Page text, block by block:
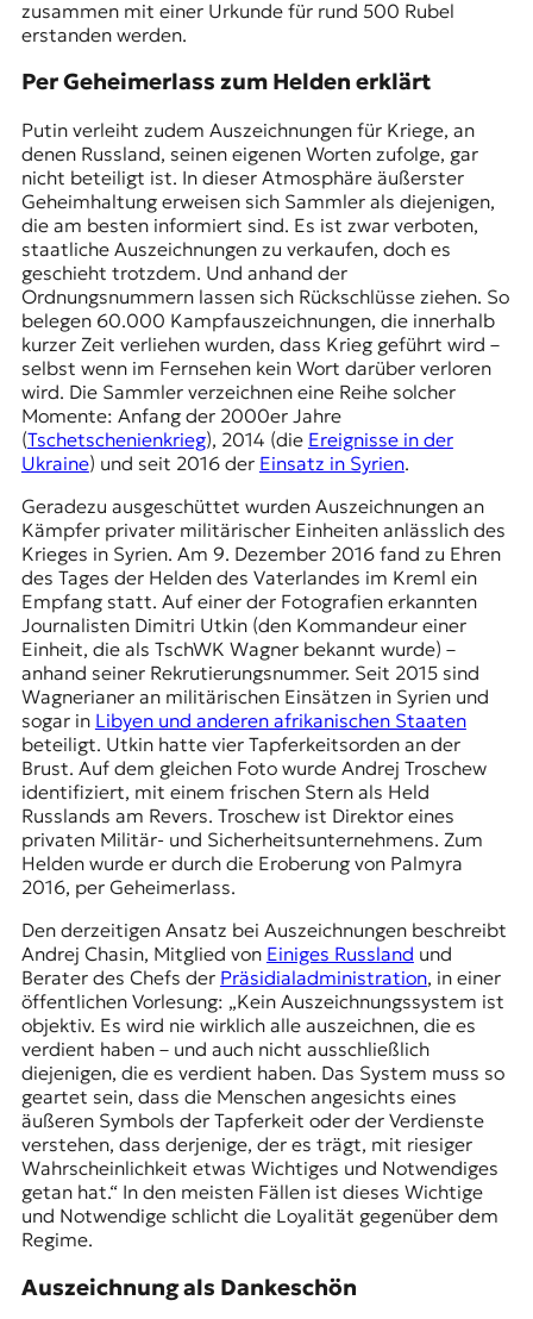
zusammen mit einer Urkunde für rund 500 Rubel
erstanden werden.
Per Geheimerlass zum Helden erklärt
Putin verleiht zudem Auszeichnungen für Kriege, an
denen Russland, seinen eigenen Worten zufolge, gar
nicht beteiligt ist. In dieser Atmosphäre äußerster
Geheimhaltung erweisen sich Sammler als diejenigen,
die am besten informiert sind. Es ist zwar verboten,
staatliche Auszeichnungen zu verkaufen, doch es
geschieht trotzdem. Und anhand der
Ordnungsnummern lassen sich Rückschlüsse ziehen. So
belegen 60.000 Kampfauszeichnungen, die innerhalb
kurzer Zeit verliehen wurden, dass Krieg geführt wird –
selbst wenn im Fernsehen kein Wort darüber verloren
wird. Die Sammler verzeichnen eine Reihe solcher
Momente: Anfang der 2000er Jahre
(Tschetschenienkrieg), 2014 (die Ereignisse in der
Ukraine) und seit 2016 der Einsatz in Syrien.
Geradezu ausgeschüttet wurden Auszeichnungen an
Kämpfer privater militärischer Einheiten anlässlich des
Krieges in Syrien. Am 9. Dezember 2016 fand zu Ehren
des Tages der Helden des Vaterlandes im Kreml ein
Empfang statt. Auf einer der Fotografien erkannten
Journalisten Dimitri Utkin (den Kommandeur einer
Einheit, die als TschWK Wagner bekannt wurde) –
anhand seiner Rekrutierungsnummer. Seit 2015 sind
Wagnerianer an militärischen Einsätzen in Syrien und
sogar in Libyen und anderen afrikanischen Staaten
beteiligt. Utkin hatte vier Tapferkeitsorden an der
Brust. Auf dem gleichen Foto wurde Andrej Troschew
identifiziert, mit einem frischen Stern als Held
Russlands am Revers. Troschew ist Direktor eines
privaten Militär- und Sicherheitsunternehmens. Zum
Helden wurde er durch die Eroberung von Palmyra
2016, per Geheimerlass.
Den derzeitigen Ansatz bei Auszeichnungen beschreibt
Andrej Chasin, Mitglied von Einiges Russland und
Berater des Chefs der Präsidialadministration, in einer
öffentlichen Vorlesung: „Kein Auszeichnungssystem ist
objektiv. Es wird nie wirklich alle auszeichnen, die es
verdient haben – und auch nicht ausschließlich
diejenigen, die es verdient haben. Das System muss so
geartet sein, dass die Menschen angesichts eines
äußeren Symbols der Tapferkeit oder der Verdienste
verstehen, dass derjenige, der es trägt, mit riesiger
Wahrscheinlichkeit etwas Wichtiges und Notwendiges
getan hat.“ In den meisten Fällen ist dieses Wichtige
und Notwendige schlicht die Loyalität gegenüber dem
Regime.
Auszeichnung als Dankeschön